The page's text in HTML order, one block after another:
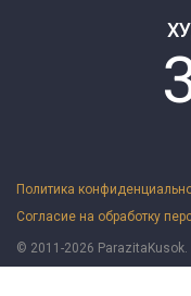
Политика
Согласие на обработку
© 2011-2026